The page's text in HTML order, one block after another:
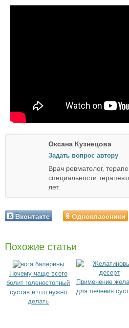
Оксана Кузнецова
Задать вопрос автору
Врач ревматолог,
специальности
лет.
Вконтакте Одноклассники
Похожие статьи
Почему чаще всего
болит голеностопный
сустав и что нужно
делать
Применение
для лечения